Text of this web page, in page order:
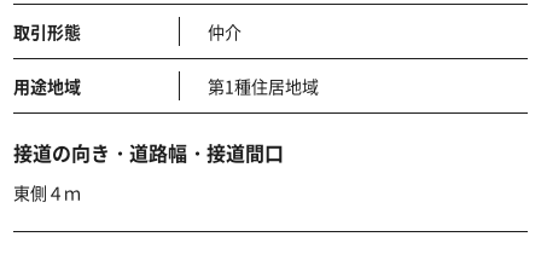
取引形態 仲介
用途地域 第1種住居地域
接道の向き・道路幅・接道間口
東側４ｍ